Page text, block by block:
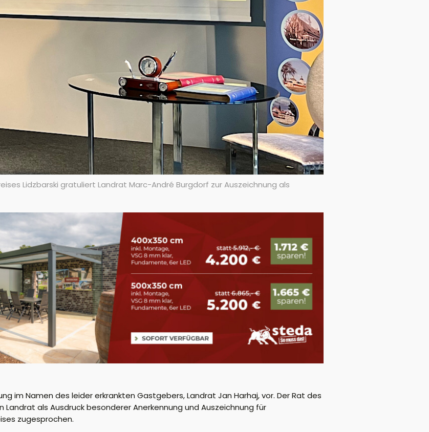
Lidzbarski gratuliert Landrat Marc-André Burgdorf zur Auszeichnung als
im Namen des leider erkrankten Gastgebers, Landrat Jan Harhaj, vor. Der Rat des
Landrat als Ausdruck besonderer Anerkennung und Auszeichnung für
zugesprochen.